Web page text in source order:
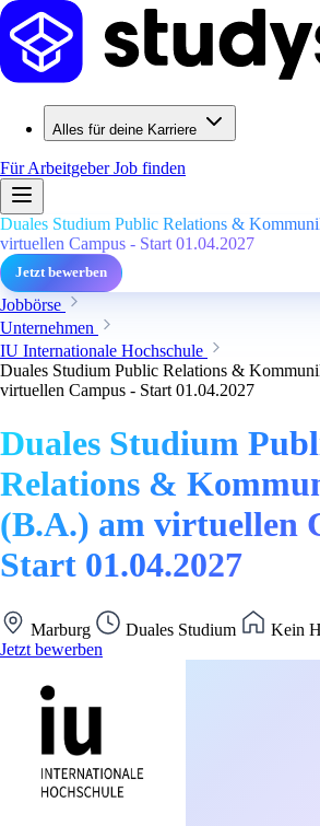
Alles für deine Karriere
Für ArbeitgeberJob finden
Duales Studium Public Relations &
virtuellen Campus - Start 01.04.2027
Jetzt bewerben
Jobbörse
Unternehmen
IU Internationale Hochschule
Duales Studium Public Relations &
virtuellen Campus - Start 01.04.2027
Duales Studium
Relations &
(B.A.) am virtuellen
Start 01.04.2027
Marburg Duales Studium
Kein
Jetzt bewerben